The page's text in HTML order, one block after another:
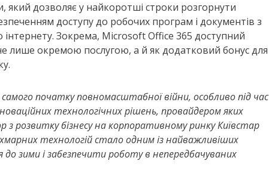
який дозволяє у найкоротші строки розгорнути
доступу до робочих програм і документів з
Зокрема, Microsoft Office 365 доступний
лише окремою послугою, а й як додатковий бонус для
самого початку повномасштабної війни, особливо під час
технологічних рішень, провайдером яких
розвитку бізнесу на корпоративному ринку Київстар
технологій стало одним із найважливіших
до зими і забезпечити роботу в непередбачуваних